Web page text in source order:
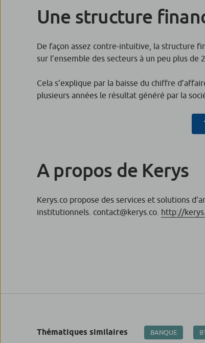
Une structure
De façon assez contre-intuitive, la structure
sur l’ensemble des secteurs à un peu plus
Cela s’explique par la baisse du chiffre
plusieurs années le résultat généré par la
A propos de Kerys
Kerys.co propose des services et solutions
institutionnels. contact@kerys.co. http://
Thématiques similaires BANQUE